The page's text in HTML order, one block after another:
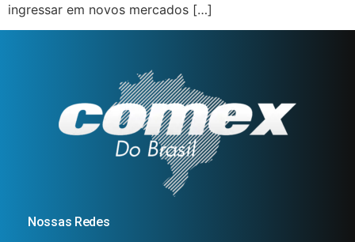
ingressar em novos mercados […]
Nossas Redes